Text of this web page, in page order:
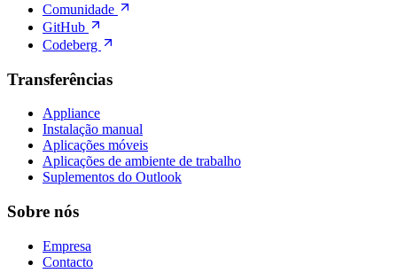
Comunidade
GitHub
Codeberg
Transferências
Appliance
Instalação manual
Aplicações móveis
Aplicações de ambiente de trabalho
Suplementos do Outlook
Sobre nós
Empresa
Contacto